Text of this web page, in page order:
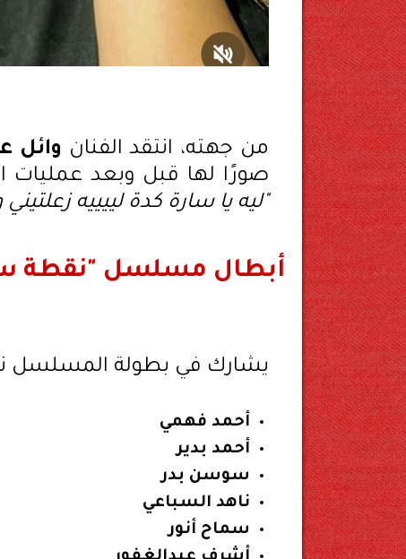
من جهته، انتقد الفنان وائل
صورًا لها قبل وبعد عمليات
"ليه يا سارة كدة لييييه
أبطال مسلسل "نقطة
يشارك في بطولة المسلسل
أحمد فهمي
أحمد بدير
سوسن بدر
ناهد السباعي
سماح أنور